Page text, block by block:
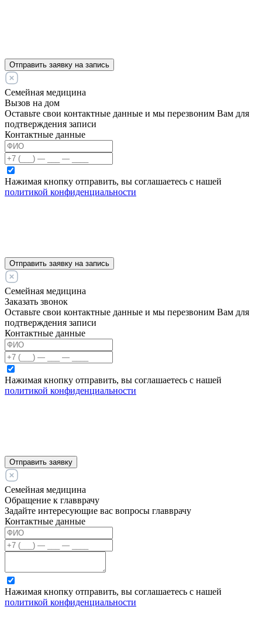
Отправить заявку на запись
Семейная медицина
Вызов на дом
Оставьте свои контактные данные и мы перезвоним Вам для
подтверждения записи
Контактные данные
Нажимая кнопку отправить, вы соглашаетесь с нашей
политикой конфиденциальности
Отправить заявку на запись
Семейная медицина
Заказать звонок
Оставьте свои контактные данные и мы перезвоним Вам для
подтверждения записи
Контактные данные
Нажимая кнопку отправить, вы соглашаетесь с нашей
политикой конфиденциальности
Отправить заявку
Семейная медицина
Обращение к главврачу
Задайте интересующие вас вопросы главврачу
Контактные данные
Нажимая кнопку отправить, вы соглашаетесь с нашей
политикой конфиденциальности